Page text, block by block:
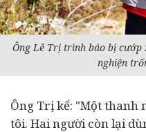
Ông Lê Trị trình báo bị cướp
nghiện
Ông Trị kể: "Một thanh
tôi. Hai người còn lại